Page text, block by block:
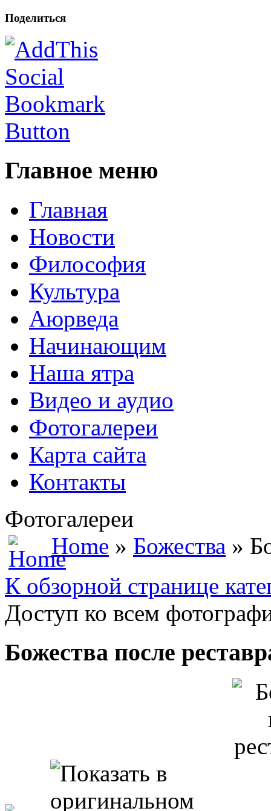
Поделиться
Главное меню
Главная
Новости
Философия
Культура
Аюрведа
Начинающим
Наша ятра
Видео и аудио
Фотогалереи
Карта сайта
Контакты
Фотогалереи
Home » Божества »
К обзорной странице
Доступ ко всем
Божества после